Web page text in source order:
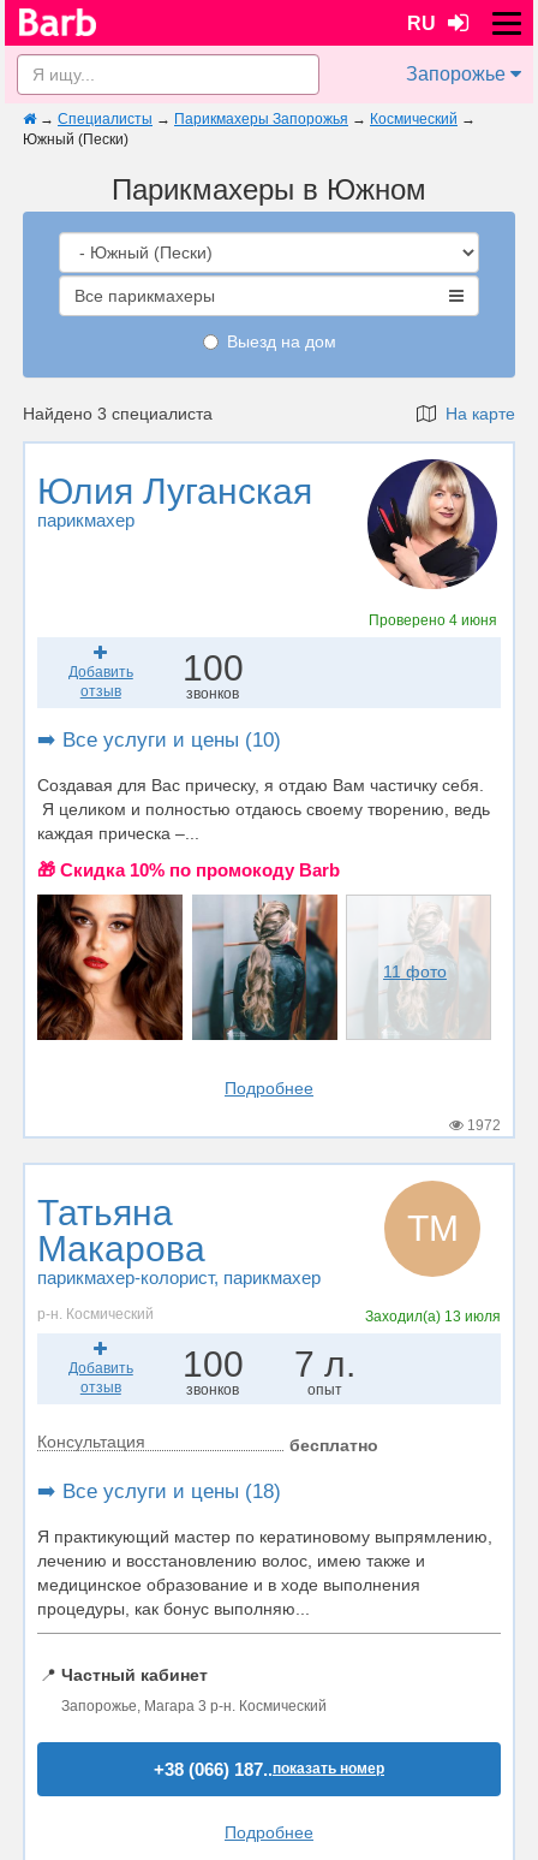
RU
Запорожье
→ Специалисты → Парикмахеры Запорожья → Космический →
Южный (Пески)
Парикмахеры в Южном
Все парикмахеры
Выезд на дом
Найдено 3 специалиста На карте
Юлия Луганская
парикмахер
Проверено 4 июня
Добавить
отзыв
100
звонков
➡️ Все услуги и цены (10)
Создавая для Вас прическу, я отдаю Вам частичку себя.
Я целиком и полностью отдаюсь своему творению, ведь
каждая прическа –...
🎁 Cкидка 10% по промокоду Barb
11 фото
Подробнее
1972
Татьяна
Макарова
парикмахер-колорист, парикмахер
ТМ
р-н. Космический Заходил(а) 13 июля
Добавить
отзыв
100
звонков
7 л.
опыт
Консультация бесплатно
➡️ Все услуги и цены (18)
Я практикующий мастер по кератиновому выпрямлению,
лечению и восстановлению волос, имею также и
медицинское образование и в ходе выполнения
процедуры, как бонус выполняю...
📍 Частный кабинет
Запорожье, Магара 3 р-н. Космический
+38 (066) 187..показать номер
Подробнее